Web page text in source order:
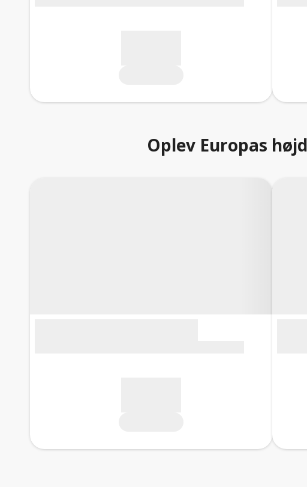
Oplev Europas